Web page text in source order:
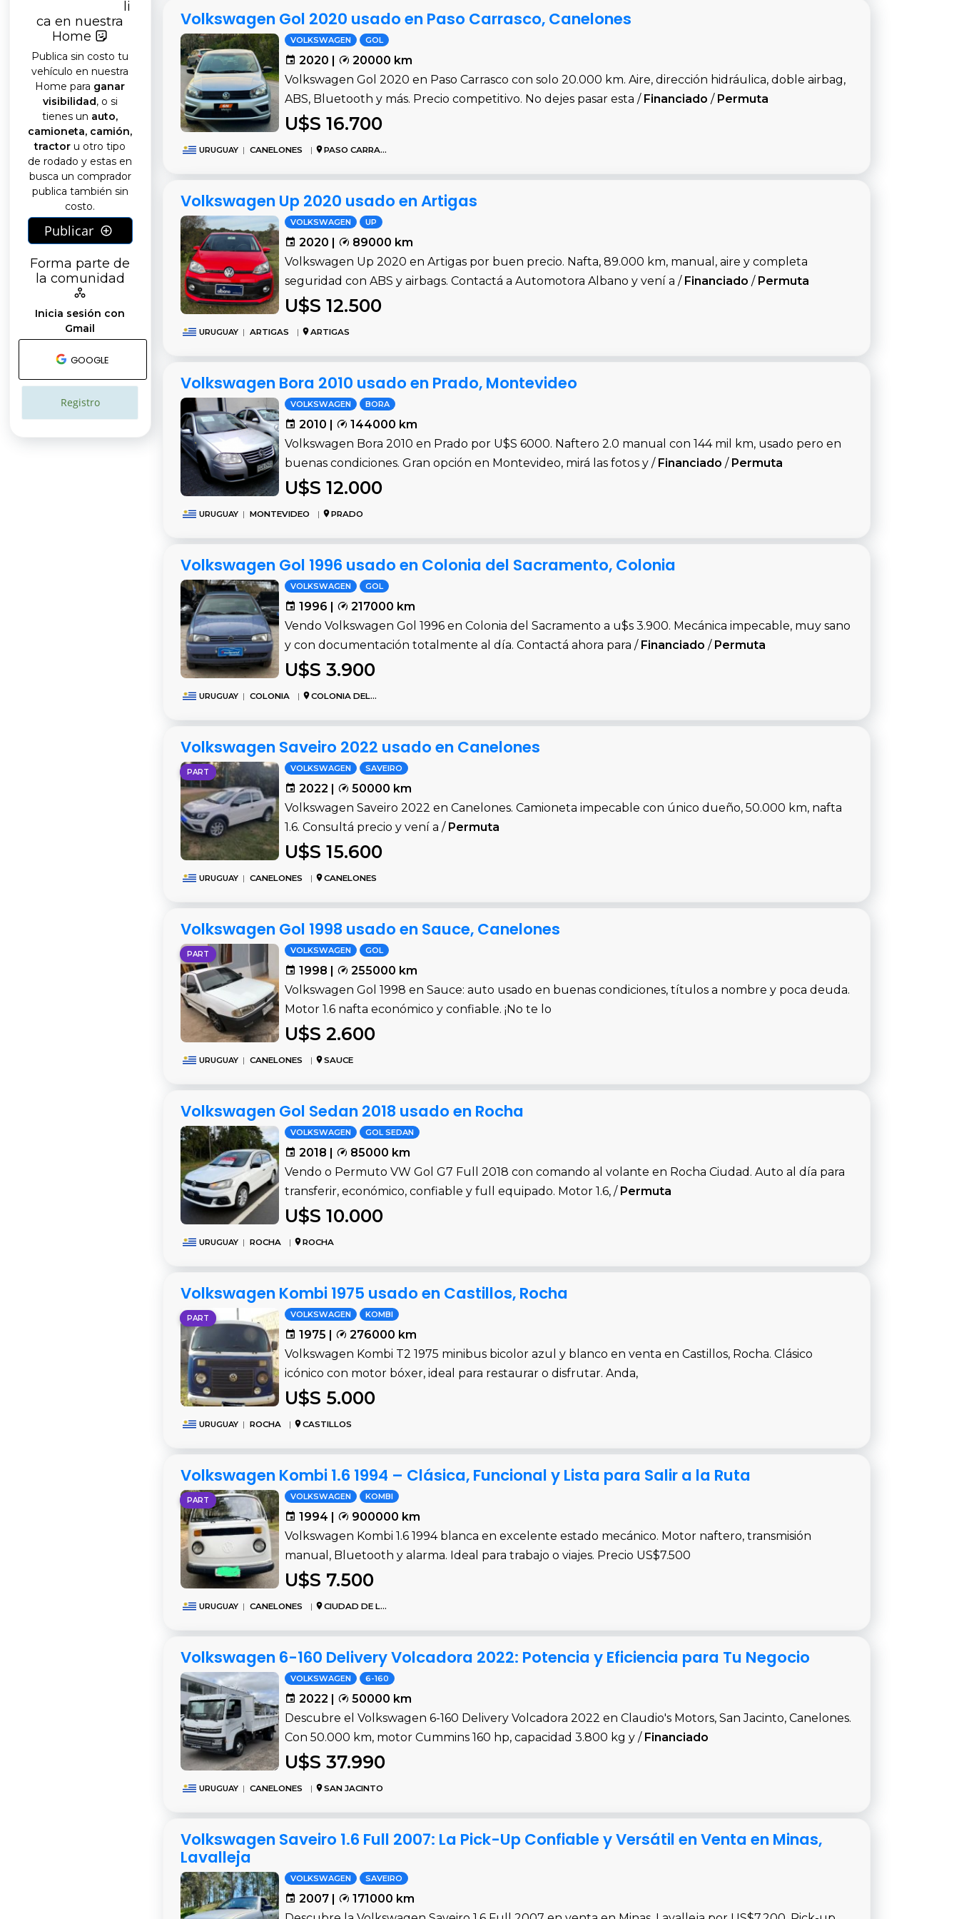
li
ca en nuestra
Home
Publica sin costo tu
vehículo en nuestra
Home para ganar
visibilidad, o si
tienes un auto,
camioneta, camión,
tractor u otro tipo
de rodado y estas en
busca un comprador
publica también sin
costo.
Publicar
Forma parte de
la comunidad
Inicia sesión con
Gmail
GOOGLE
Registro
Volkswagen Gol 2020 usado en Paso Carrasco, Canelones
VOLKSWAGEN GOL
2020 |
20000 km
Volkswagen Gol 2020 en Paso Carrasco con solo 20.000 km. Aire, dirección hidráulica, doble airbag,
ABS, Bluetooth y más. Precio competitivo. No dejes pasar esta / Financiado / Permuta
U$S 16.700
URUGUAY | CANELONES | PASO CARRASCO
Volkswagen Up 2020 usado en Artigas
VOLKSWAGEN UP
2020 |
89000 km
Volkswagen Up 2020 en Artigas por buen precio. Nafta, 89.000 km, manual, aire y completa
seguridad con ABS y airbags. Contactá a Automotora Albano y vení a / Financiado / Permuta
U$S 12.500
URUGUAY | ARTIGAS | ARTIGAS
Volkswagen Bora 2010 usado en Prado, Montevideo
VOLKSWAGEN BORA
2010 |
144000 km
Volkswagen Bora 2010 en Prado por U$S 6000. Naftero 2.0 manual con 144 mil km, usado pero en
buenas condiciones. Gran opción en Montevideo, mirá las fotos y / Financiado / Permuta
U$S 12.000
URUGUAY | MONTEVIDEO | PRADO
Volkswagen Gol 1996 usado en Colonia del Sacramento, Colonia
VOLKSWAGEN GOL
1996 |
217000 km
Vendo Volkswagen Gol 1996 en Colonia del Sacramento a u$s 3.900. Mecánica impecable, muy sano
y con documentación totalmente al día. Contactá ahora para / Financiado / Permuta
U$S 3.900
URUGUAY | COLONIA | COLONIA DEL SACRAMENTO
Volkswagen Saveiro 2022 usado en Canelones
PART VOLKSWAGEN SAVEIRO
2022 |
50000 km
Volkswagen Saveiro 2022 en Canelones. Camioneta impecable con único dueño, 50.000 km, nafta
1.6. Consultá precio y vení a / Permuta
U$S 15.600
URUGUAY | CANELONES | CANELONES
Volkswagen Gol 1998 usado en Sauce, Canelones
PART VOLKSWAGEN GOL
1998 |
255000 km
Volkswagen Gol 1998 en Sauce: auto usado en buenas condiciones, títulos a nombre y poca deuda.
Motor 1.6 nafta económico y confiable. ¡No te lo
U$S 2.600
URUGUAY | CANELONES | SAUCE
Volkswagen Gol Sedan 2018 usado en Rocha
VOLKSWAGEN GOL SEDAN
2018 |
85000 km
Vendo o Permuto VW Gol G7 Full 2018 con comando al volante en Rocha Ciudad. Auto al día para
transferir, económico, confiable y full equipado. Motor 1.6, / Permuta
U$S 10.000
URUGUAY | ROCHA | ROCHA
Volkswagen Kombi 1975 usado en Castillos, Rocha
PART VOLKSWAGEN KOMBI
1975 |
276000 km
Volkswagen Kombi T2 1975 minibus bicolor azul y blanco en venta en Castillos, Rocha. Clásico
icónico con motor bóxer, ideal para restaurar o disfrutar. Anda,
U$S 5.000
URUGUAY | ROCHA | CASTILLOS
Volkswagen Kombi 1.6 1994 – Clásica, Funcional y Lista para Salir a la Ruta
PART VOLKSWAGEN KOMBI
1994 |
900000 km
Volkswagen Kombi 1.6 1994 blanca en excelente estado mecánico. Motor naftero, transmisión
manual, Bluetooth y alarma. Ideal para trabajo o viajes. Precio US$7.500
U$S 7.500
URUGUAY | CANELONES | CIUDAD DE LA COSTA
Volkswagen 6-160 Delivery Volcadora 2022: Potencia y Eficiencia para Tu Negocio
VOLKSWAGEN 6-160
2022 |
50000 km
Descubre el Volkswagen 6-160 Delivery Volcadora 2022 en Claudio's Motors, San Jacinto, Canelones.
Con 50.000 km, motor Cummins 160 hp, capacidad 3.800 kg y / Financiado
U$S 37.990
URUGUAY | CANELONES | SAN JACINTO
Volkswagen Saveiro 1.6 Full 2007: La Pick-Up Confiable y Versátil en Venta en Minas,
Lavalleja
VOLKSWAGEN SAVEIRO
2007 |
171000 km